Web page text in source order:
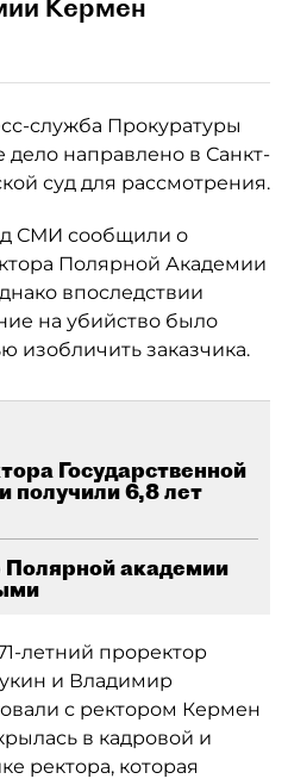
Кермен
служба Прокуратуры
дело направлено в Санкт-
суд для рассмотрения.
СМИ сообщили о
Полярной Академии
впоследствии
на убийство было
изобличить заказчика.
Государственной
получили 6,8 лет
академии
летний проректор
и Владимир
с ректором Кермен
в кадровой и
ректора, которая